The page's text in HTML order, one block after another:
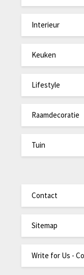
Interieur
Keuken
Lifestyle
Raamdecoratie
Tuin
Contact
Sitemap
Write for Us -